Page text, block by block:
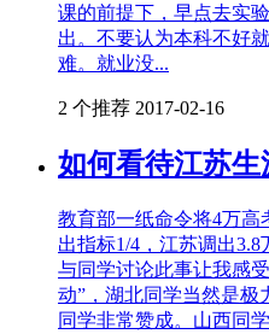
课的前提下，早点去实
出。不要认为本科不好
难。就业没...
2 个推荐 2017-02-16
如何看待江苏生
教育部一纸命令将4万高
出指标1/4，江苏调出3.8
与同学讨论此事让我感
动”，湖北同学当然是极
同学非常赞成。山西同